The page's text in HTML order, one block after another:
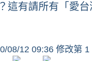
這有請所有「愛
08/12 09:36 修改第 1